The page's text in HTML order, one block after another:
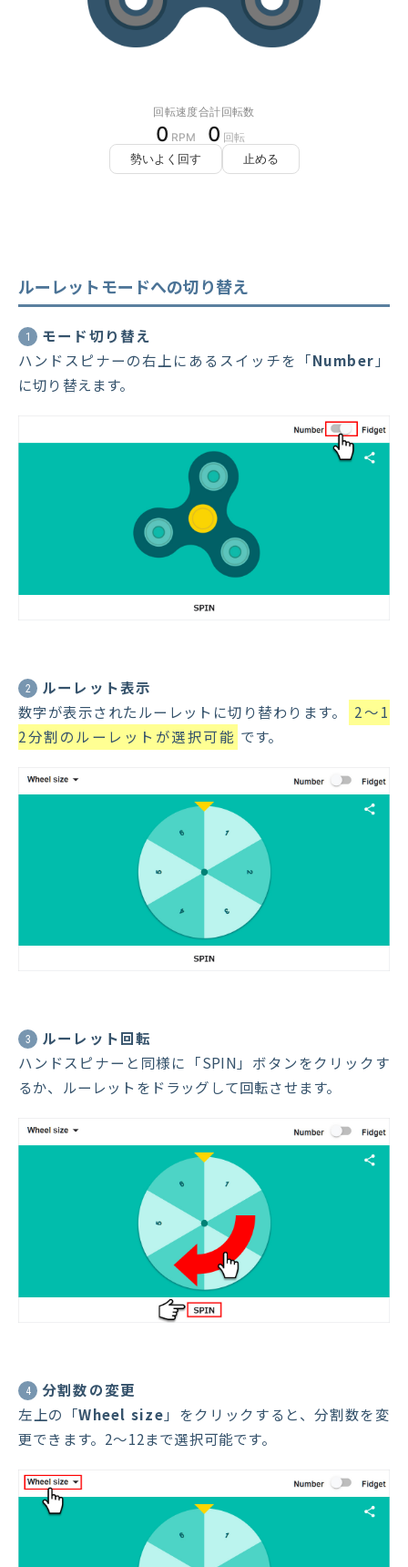
ルーレットモードへの切り替え
1
モード切り替え
ハンドスピナーの右上にあるスイッチを「Number 」
に切り替えます。
2
ルーレット表示
数字が表示されたルーレットに切り替わります。
2〜1
2分割のルーレットが選択可能 です。
3
ルーレット回転
ハンドスピナーと同様に「SPIN」ボタンをクリックす
るか、ルーレットをドラッグして回転させます。
4
分割数の変更
左上の「Wheel size 」をクリックすると、分割数を変
更できます。2〜12まで選択可能です。